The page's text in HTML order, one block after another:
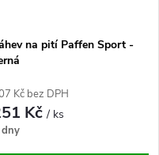
na pití Paffen Sport -
Kč bez DPH
Kč/ ks